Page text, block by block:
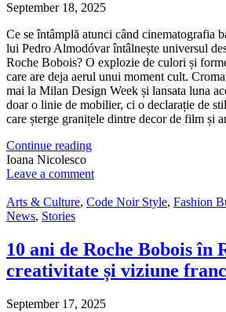
September 18, 2025
Ce se întâmplă atunci când cinematografia
lui Pedro Almodóvar întâlnește universul
Roche Bobois? O explozie de culori și
care are deja aerul unui moment cult.
mai la Milan Design Week și lansata luna
doar o linie de mobilier, ci o declarație de
care șterge granițele dintre decor de film și
Continue reading
Ioana Nicolesco
Leave a comment
Arts & Culture, Code Noir Style, Fashion
News, Stories
10 ani de Roche Bobois în
creativitate și viziune
September 17, 2025